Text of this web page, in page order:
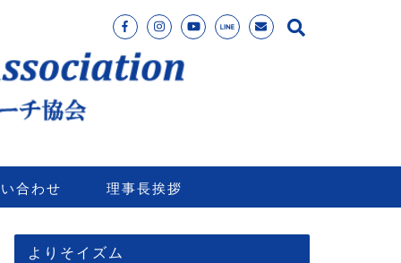
合わせ 理事長挨拶
よりそイズム